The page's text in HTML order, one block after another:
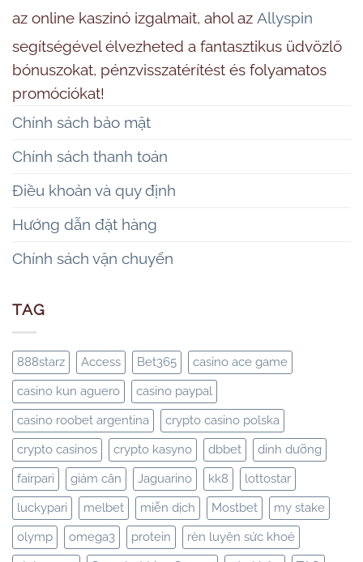
az online kaszinó izgalmait, ahol az Allyspin
segítségével élvezheted a fantasztikus üdvözlő
bónuszokat, pénzvisszatérítést és folyamatos
promóciókat!
Chính sách bảo mật
Chính sách thanh toán
Điều khoản và quy định
Hướng dẫn đặt hàng
Chính sách vận chuyển
TAG
888starz Access Bet365
casino ace game
casino kun aguero
casino paypal
casino roobet argentina
crypto casino polska
crypto casinos
crypto kasyno dbbet
dinh dưỡng
fairpari
giảm cân Jaguarino kk8
lottostar
luckypari
melbet miễn dịch Mostbet
my stake
olymp
omega3 protein
rèn luyện sức khoẻ